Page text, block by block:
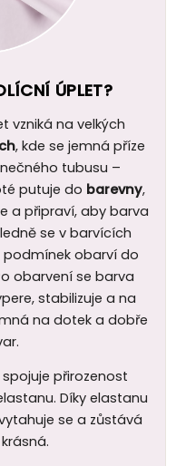
ÚPLET?
vzniká na velkých
, kde se jemná příze
tubusu –
putuje do barevny,
a připraví, aby barva
se v barvících
podmínek obarví do
obarvení se barva
stabilizuje a na
na dotek a dobře
přirozenost
Díky elastanu
se a zůstává